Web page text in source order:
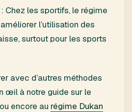
: Chez les sportifs, le régime
l’utilisation des
surtout pour les sports
avec d’autres méthodes
œil à notre guide sur le
ou encore au régime Dukan